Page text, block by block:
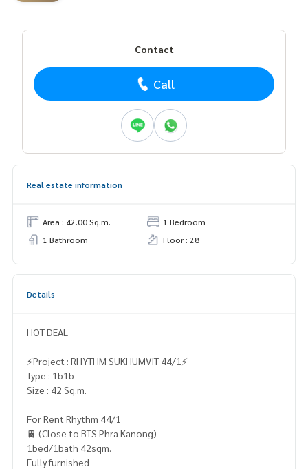
Contact
Call
Real estate information
Area : 42.00 Sq.m.
1 Bedroom
1 Bathroom
Floor : 28
Details
HOT DEAL
⚡️Project : RHYTHM SUKHUMVIT 44/1⚡️
Type : 1b1b
Size : 42 Sq.m.
For Rent Rhythm 44/1
🚆 (Close to BTS Phra Kanong)
1bed/1bath 42sqm.
Fully furnished